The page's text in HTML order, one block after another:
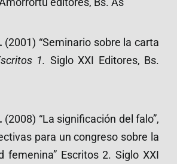
(2001) “Seminario sobre la carta
1. Siglo XXI Editores, Bs.
(2008) “La significación del falo”,
para un congreso sobre la
femenina” Escritos 2. Siglo XXI